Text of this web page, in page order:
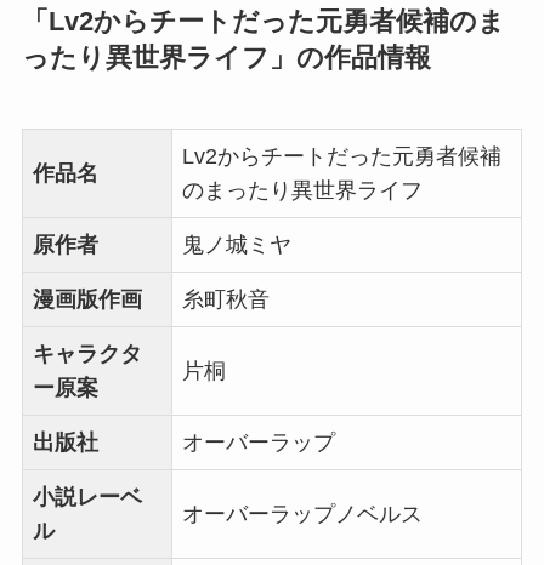
「Lv2からチートだった元勇者候補のま
ったり異世界ライフ」の作品情報
作品名
Lv2からチートだった元勇者候補
のまったり異世界ライフ
原作者 鬼ノ城ミヤ
漫画版作画 糸町秋音
キャラクタ
ー原案
片桐
出版社 オーバーラップ
小説レーベ
ル
オーバーラップノベルス